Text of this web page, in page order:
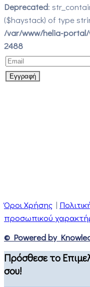
Deprecated:
($haystack) of type
/var/www/helia-
2488
Όροι Χρήσης |
προσωπικού
© Powered by
Πρόσθεσε το
σου!